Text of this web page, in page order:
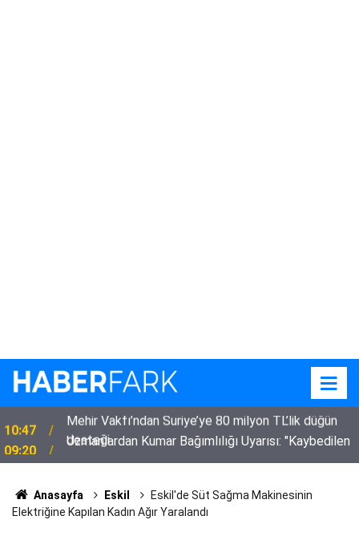
09:20
Uzmanlardan Kumar Bağımlılığı Uyarısı: "Kaybedilen
Sadece Para Değil"
Anasayfa Eskil
Eskil'de Süt Sağma Makinesinin
Elektriğine Kapılan Kadın Ağır Yaralandı